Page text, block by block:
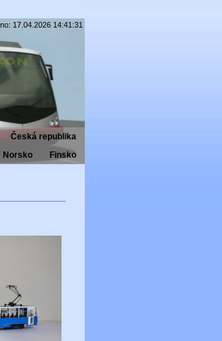
17.04.2026 14:41:31
Česká republika
Finsko
Norsko